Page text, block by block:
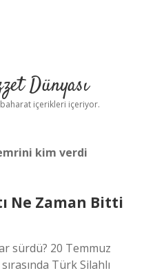
Dünyası
içerikleri içeriyor.
kim verdi
Ne Zaman Bitti
sürdü? 20 Temmuz
Türk Silahlı